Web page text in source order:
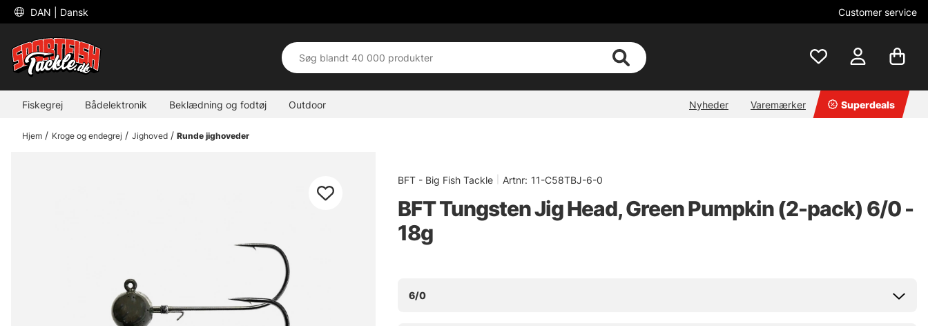
DAN | Dansk Customer service
Fiskegrej Bådelektronik Beklædning og fodtøj Outdoor Nyheder Varemærker Superdeals
Hjem Kroge og endegrej Jighoved Runde jighoveder
BFT - Big Fish Tackle Artnr: 11-C58TBJ-6-0
BFT Tungsten Jig Head, Green Pumpkin (2-pack) 6/0 -
18g
6/0